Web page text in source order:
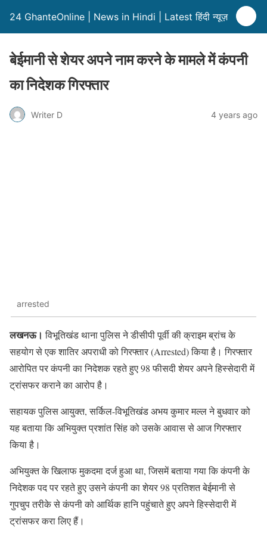
24 GhanteOnline | News in Hindi | Latest हिंदी न्यूज़
बेईमानी से शेयर अपने नाम करने के मामले में कंपनी
का निदेशक गिरफ्तार
Writer D 4 years ago
arrested
लखनऊ। विभूतिखंड थाना पुलिस ने डीसीपी पूर्वी की क्राइम ब्रांच के
सहयोग से एक शातिर अपराधी को गिरफ्तार (Arrested) किया है। गिरफ्तार
आरोपित पर कंपनी का निदेशक रहते हुए 98 फीसदी शेयर अपने हिस्सेदारी में
ट्रांसफर कराने का आरोप है।
सहायक पुलिस आयुक्त, सर्किल-विभूतिखंड अभय कुमार मल्ल ने बुधवार को
यह बताया कि अभियुक्त प्रशांत सिंह को उसके आवास से आज गिरफ्तार
किया है।
अभियुक्त के खिलाफ मुकदमा दर्ज हुआ था, जिसमें बताया गया कि कंपनी के
निदेशक पद पर रहते हुए उसने कंपनी का शेयर 98 प्रतिशत बेईमानी से
गुपचुप तरीके से कंपनी को आर्थिक हानि पहुंचाते हुए अपने हिस्सेदारी में
ट्रांसफर करा लिए हैं।